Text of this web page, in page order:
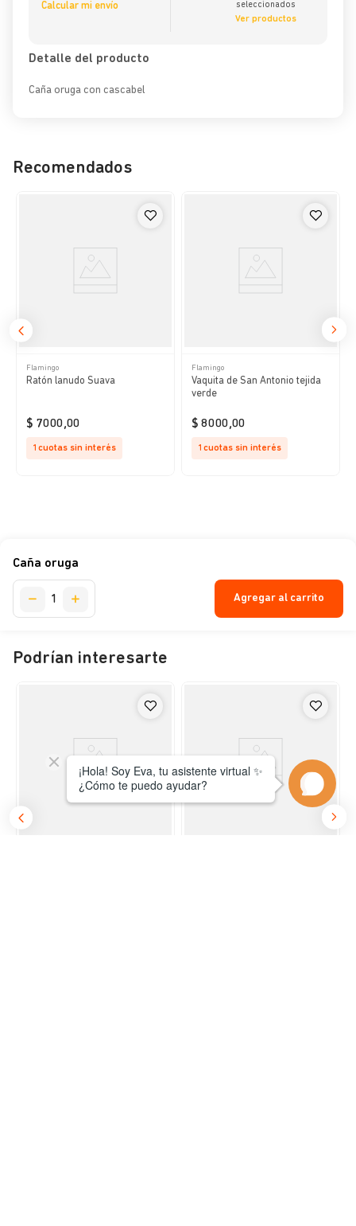
Calcular mi envío
seleccionados
Ver productos
Detalle del producto
Caña oruga con cascabel
Recomendados
Flamingo
Ratón lanudo Suava
$ 7000,00
1 cuotas sin interés
Flamingo
Vaquita de San Antonio tejida
verde
$ 8000,00
1 cuotas sin interés
Caña oruga
Agregar al carrito
Podrían interesarte